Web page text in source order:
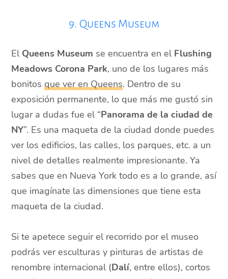
9. Queens Museum
El Queens Museum se encuentra en el Flushing
Meadows Corona Park, uno de los lugares más
bonitosque ver en Queens. Dentro de su
exposición permanente, lo que más me gustó sin
lugar a dudas fue el “Panorama de la ciudad de
NY”. Es una maqueta de la ciudad donde puedes
ver los edificios, las calles, los parques, etc. a un
nivel de detalles realmente impresionante. Ya
sabes que en Nueva York todo es a lo grande, así
que imagínate las dimensiones que tiene esta
maqueta de la ciudad.
Si te apetece seguir el recorrido por el museo
podrás ver esculturas y pinturas de artistas de
renombre internacional (Dalí, entre ellos), cortos